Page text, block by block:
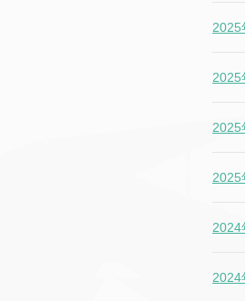
2025
2025
2025
2025
2024
2024